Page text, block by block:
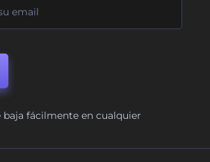
baja fácilmente en cualquier